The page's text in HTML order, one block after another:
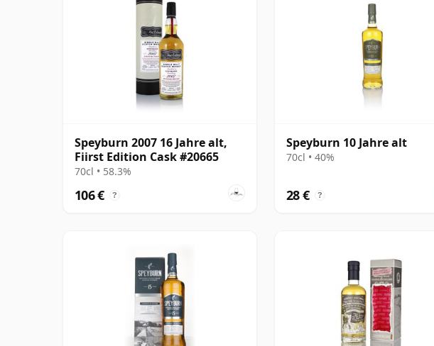
Speyburn 2007 16 Jahre alt,
Fiirst Edition Cask #20665
70cl • 58.3%
106 € ?
Speyburn 10 Jahre alt
70cl • 40%
28 € ?